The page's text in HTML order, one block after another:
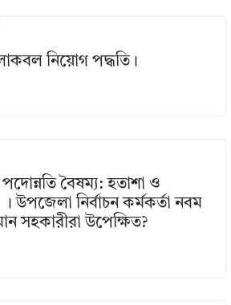
নিয়োগ পদ্ধতি।
বৈষম্য: হতাশা ও
উপজেলা নির্বাচন কর্মকর্তা নবম
সহকারীরা উপেক্ষিত?